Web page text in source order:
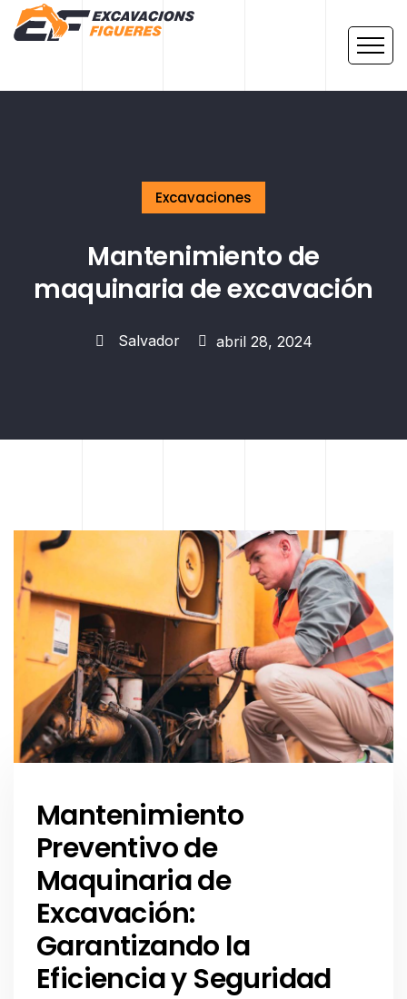
Excavaciones
Mantenimiento de
maquinaria de excavación
Salvador abril 28, 2024
Mantenimiento
Preventivo de
Maquinaria de
Excavación:
Garantizando la
Eficiencia y Seguridad